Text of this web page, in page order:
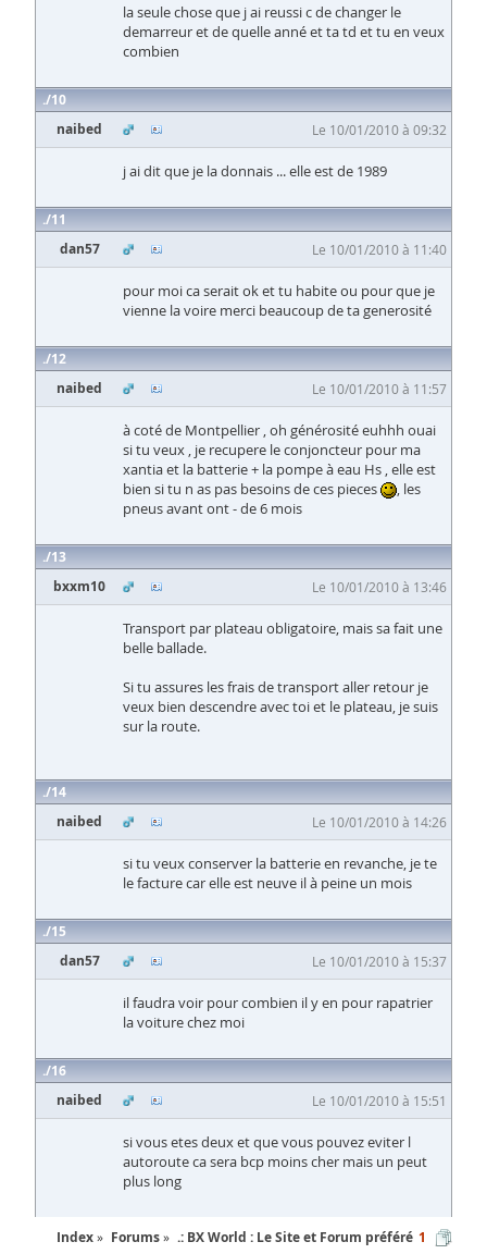
la seule chose que j ai reussi c de changer le
demarreur et de quelle anné et ta td et tu en veux
combien
10
naibed
Le 10/01/2010 à 09:32
j ai dit que je la donnais ... elle est de 1989
11
dan57
Le 10/01/2010 à 11:40
pour moi ca serait ok et tu habite ou pour que je
vienne la voire merci beaucoup de ta generosité
12
naibed
Le 10/01/2010 à 11:57
à coté de Montpellier , oh générosité euhhh ouai
si tu veux , je recupere le conjoncteur pour ma
xantia et la batterie + la pompe à eau Hs , elle est
bien si tu n as pas besoins de ces pieces
, les
pneus avant ont - de 6 mois
13
bxxm10
Le 10/01/2010 à 13:46
Transport par plateau obligatoire, mais sa fait une
belle ballade.
Si tu assures les frais de transport aller retour je
veux bien descendre avec toi et le plateau, je suis
sur la route.
14
naibed
Le 10/01/2010 à 14:26
si tu veux conserver la batterie en revanche, je te
le facture car elle est neuve il à peine un mois
15
dan57
Le 10/01/2010 à 15:37
il faudra voir pour combien il y en pour rapatrier
la voiture chez moi
16
naibed
Le 10/01/2010 à 15:51
si vous etes deux et que vous pouvez eviter l
autoroute ca sera bcp moins cher mais un peut
plus long
Index Forums .: BX World : Le Site et Forum préféré 1